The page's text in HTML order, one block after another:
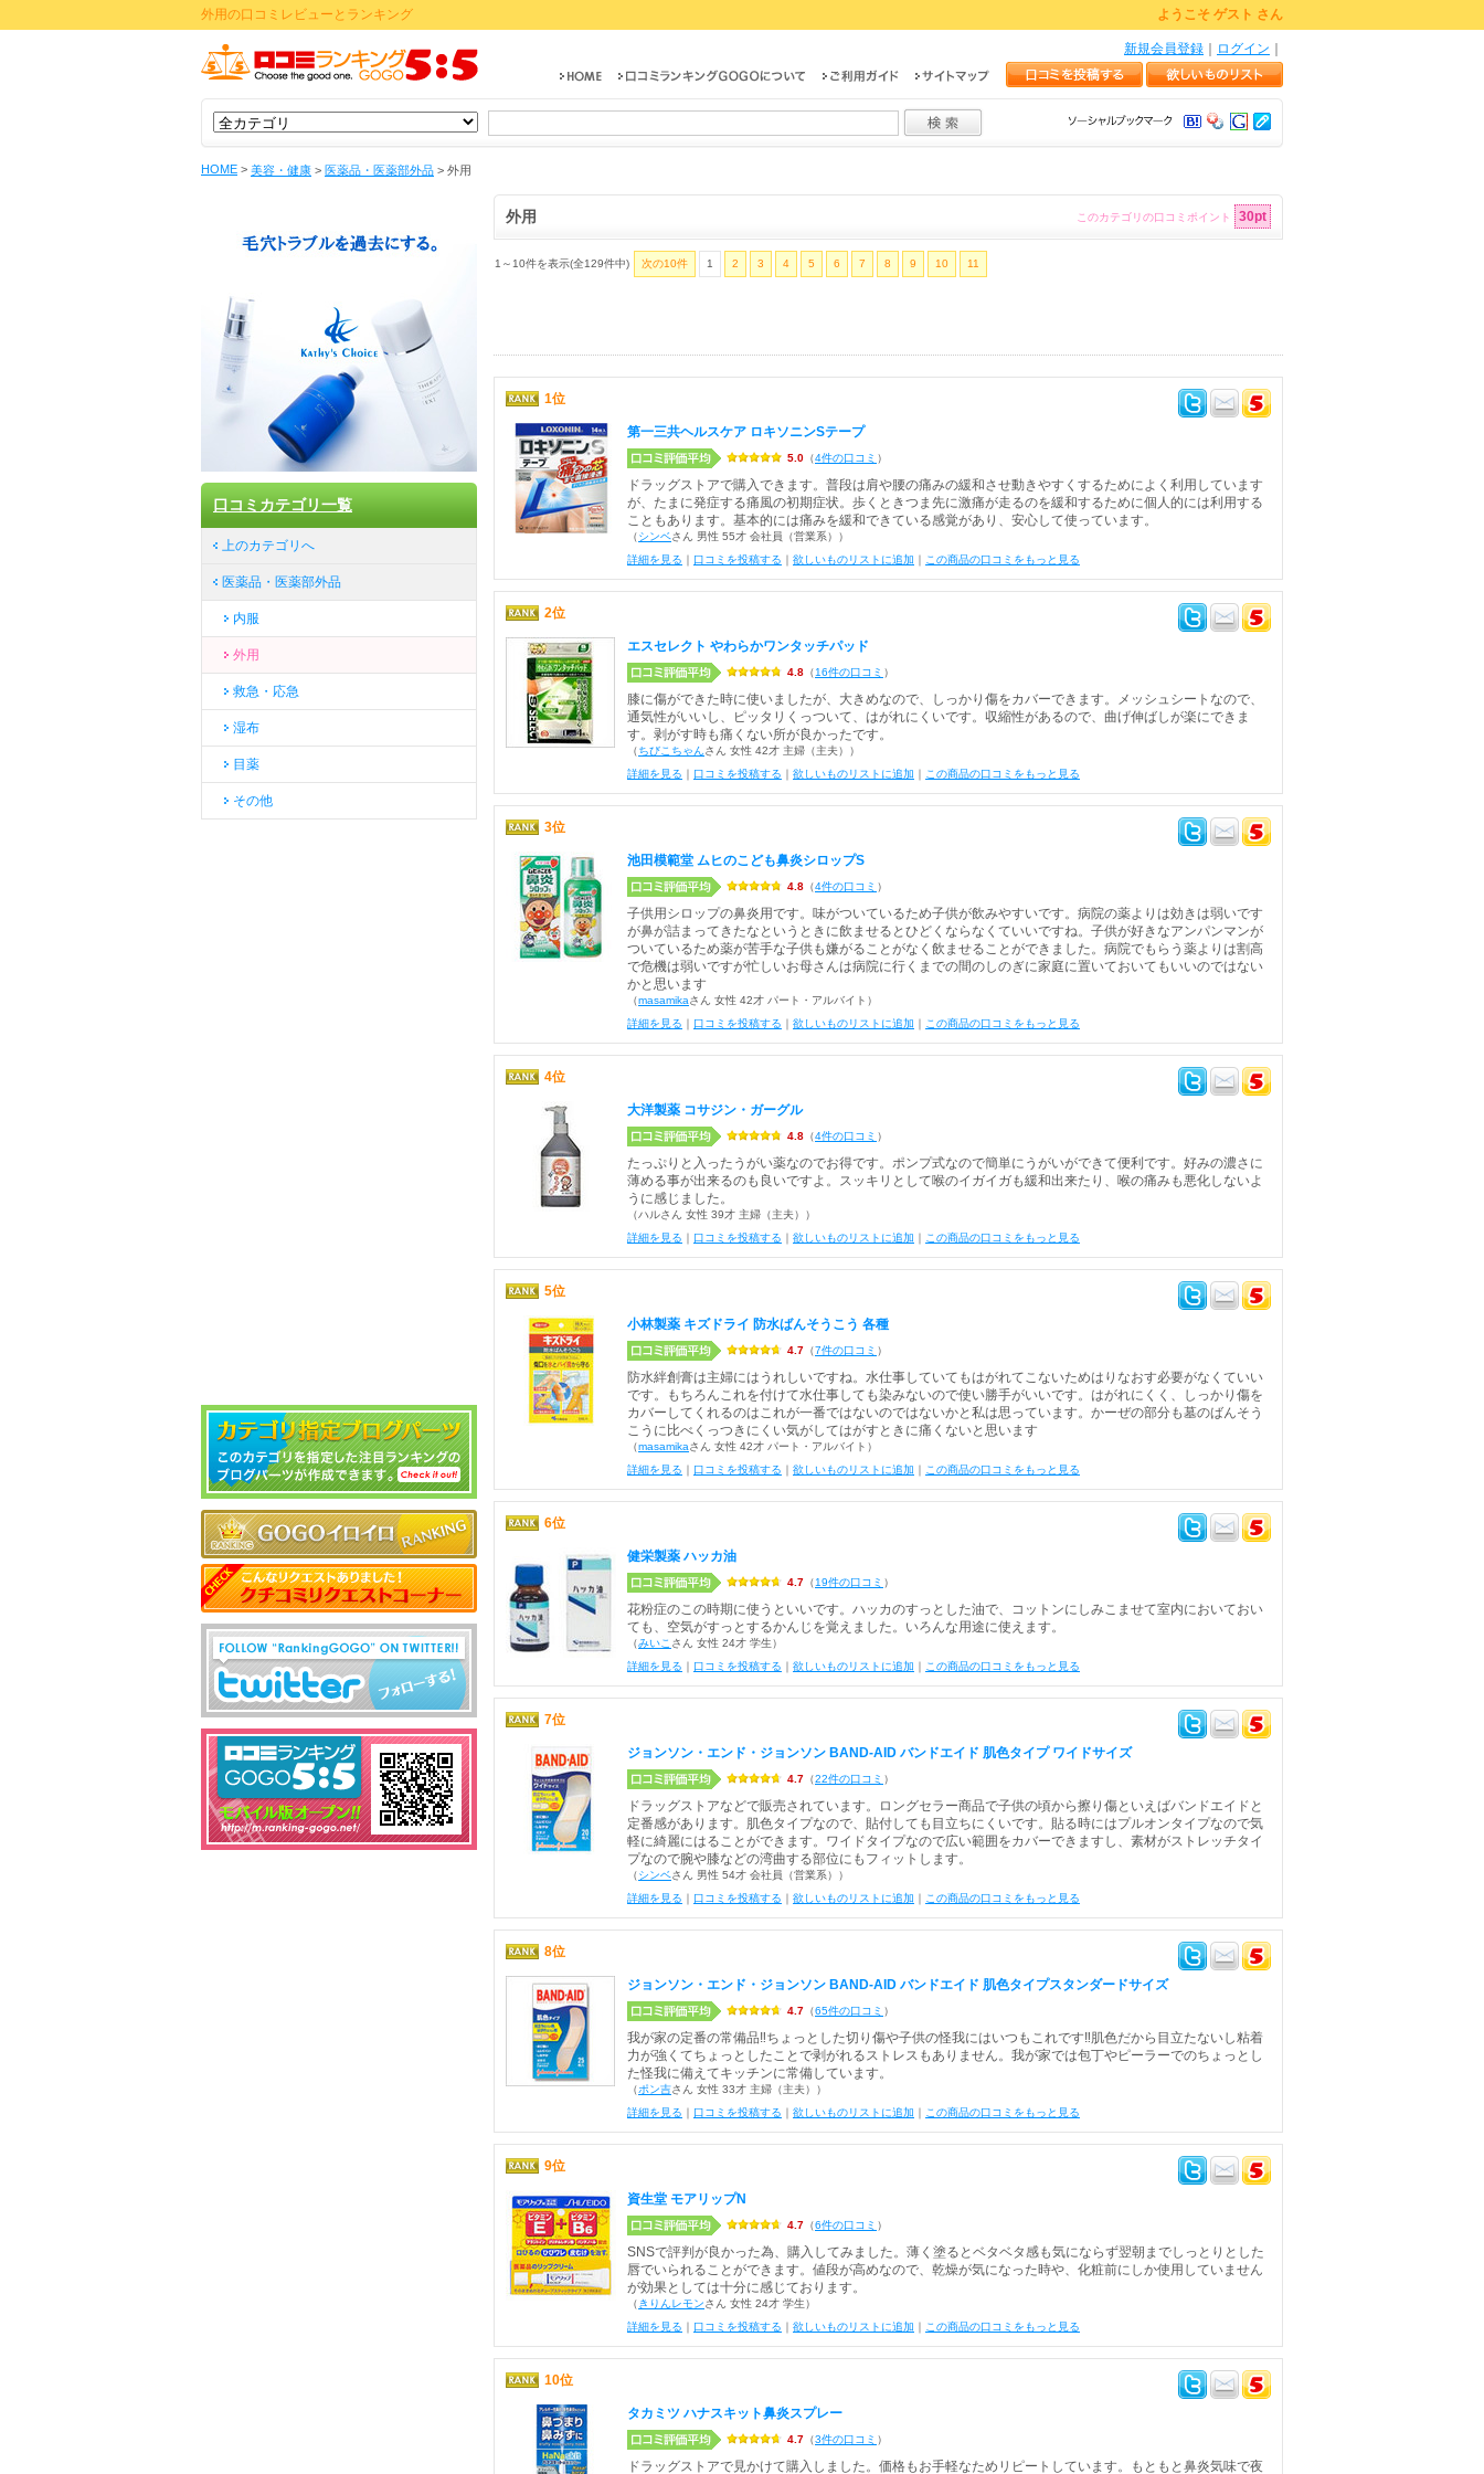
外用の口コミレビューとランキング ようこそ ゲスト さん
ログイン
新規会員登録
HOME > 美容・健康 > 医薬品・医薬部外品 > 外用
外用 このカテゴリの口コミポイント 30pt
1～10件を表示(全129件中) 次の10件 1 2 3 4 5 6 7 8 9 10 11
1位
第一三共ヘルスケア ロキソニンSテープ
5.0 （4件の口コミ ）
ドラッグストアで購入できます。普段は肩や腰の痛みの緩和させ動きやすくするためによく利用しています
が、たまに発症する痛風の初期症状。歩くときつま先に激痛が走るのを緩和するために個人的には利用する
こともあります。基本的には痛みを緩和できている感覚があり、安心して使っています。
（シンベさん 男性 55才 会社員（営業系））
詳細を見る ｜ 口コミを投稿する ｜ 欲しいものリストに追加 ｜ この商品の口コミをもっと見る
2位
エスセレクト やわらかワンタッチパッド
4.8 （16件の口コミ ）
膝に傷ができた時に使いましたが、大きめなので、しっかり傷をカバーできます。メッシュシートなので、
通気性がいいし、ピッタリくっついて、はがれにくいです。収縮性があるので、曲げ伸ばしが楽にできま
す。剥がす時も痛くない所が良かったです。
（ちびこちゃんさん 女性 42才 主婦（主夫））
詳細を見る ｜ 口コミを投稿する ｜ 欲しいものリストに追加 ｜ この商品の口コミをもっと見る
3位
池田模範堂 ムヒのこども鼻炎シロップS
4.8 （4件の口コミ ）
子供用シロップの鼻炎用です。味がついているため子供が飲みやすいです。病院の薬よりは効きは弱いです
が鼻が詰まってきたなというときに飲ませるとひどくならなくていいですね。子供が好きなアンパンマンが
ついているため薬が苦手な子供も嫌がることがなく飲ませることができました。病院でもらう薬よりは割高
で危機は弱いですが忙しいお母さんは病院に行くまでの間のしのぎに家庭に置いておいてもいいのではない
かと思います
（masamikaさん 女性 42才 パート・アルバイト）
詳細を見る ｜ 口コミを投稿する ｜ 欲しいものリストに追加 ｜ この商品の口コミをもっと見る
4位
大洋製薬 コサジン・ガーグル
4.8 （4件の口コミ ）
たっぷりと入ったうがい薬なのでお得です。ポンプ式なので簡単にうがいができて便利です。好みの濃さに
薄める事が出来るのも良いですよ。スッキリとして喉のイガイガも緩和出来たり、喉の痛みも悪化しないよ
うに感じました。
（ハルさん 女性 39才 主婦（主夫））
詳細を見る ｜ 口コミを投稿する ｜ 欲しいものリストに追加 ｜ この商品の口コミをもっと見る
5位
小林製薬 キズドライ 防水ばんそうこう 各種
4.7 （7件の口コミ ）
防水絆創膏は主婦にはうれしいですね。水仕事していてもはがれてこないためはりなおす必要がなくていい
です。もちろんこれを付けて水仕事しても染みないので使い勝手がいいです。はがれにくく、しっかり傷を
カバーしてくれるのはこれが一番ではないのではないかと私は思っています。かーぜの部分も墓のばんそう
こうに比べくっつきにくい気がしてはがすときに痛くないと思います
（masamikaさん 女性 42才 パート・アルバイト）
詳細を見る ｜ 口コミを投稿する ｜ 欲しいものリストに追加 ｜ この商品の口コミをもっと見る
6位
健栄製薬 ハッカ油
4.7 （19件の口コミ ）
花粉症のこの時期に使うといいです。ハッカのすっとした油で、コットンにしみこませて室内においておい
ても、空気がすっとするかんじを覚えました。いろんな用途に使えます。
（みいこ さん 女性 24才 学生）
詳細を見る ｜ 口コミを投稿する ｜ 欲しいものリストに追加 ｜ この商品の口コミをもっと見る
7位
ジョンソン・エンド・ジョンソン BAND-AID バンドエイド 肌色タイプ ワイドサイズ
4.7 （22件の口コミ ）
ドラッグストアなどで販売されています。ロングセラー商品で子供の頃から擦り傷といえばバンドエイドと
定番感があります。肌色タイプなので、貼付しても目立ちにくいです。貼る時にはプルオンタイプなので気
軽に綺麗にはることができます。ワイドタイプなので広い範囲をカバーできますし、素材がストレッチタイ
プなので腕や膝などの湾曲する部位にもフィットします。
（シンベさん 男性 54才 会社員（営業系））
詳細を見る ｜ 口コミを投稿する ｜ 欲しいものリストに追加 ｜ この商品の口コミをもっと見る
8位
ジョンソン・エンド・ジョンソン BAND-AID バンドエイド 肌色タイプスタンダードサイズ
4.7 （65件の口コミ ）
我が家の定番の常備品‼︎ちょっとした切り傷や子供の怪我にはいつもこれです‼︎肌色だから目立たないし粘着
力が強くてちょっとしたことで剥がれるストレスもありません。我が家では包丁やピーラーでのちょっとし
た怪我に備えてキッチンに常備しています。
（ポン吉さん 女性 33才 主婦（主夫））
詳細を見る ｜ 口コミを投稿する ｜ 欲しいものリストに追加 ｜ この商品の口コミをもっと見る
9位
資生堂 モアリップN
4.7 （6件の口コミ ）
SNSで評判が良かった為、購入してみました。薄く塗るとベタベタ感も気にならず翌朝までしっとりとした
唇でいられることができます。値段が高めなので、乾燥が気になった時や、化粧前にしか使用していません
が効果としては十分に感じております。
（ きりんレモンさん 女性 24才 学生）
詳細を見る ｜ 口コミを投稿する ｜ 欲しいものリストに追加 ｜ この商品の口コミをもっと見る
10位
タカミツ ハナスキット鼻炎スプレー
4.7 （3件の口コミ ）
ドラッグストアで見かけて購入しました。価格もお手軽なためリピートしています。もともと鼻炎気味で夜
口コミカテゴリ一覧
上のカテゴリへ
医薬品・医薬部外品
内服
外用
救急・応急
湿布
目薬
その他